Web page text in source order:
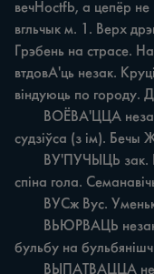
вечHoctfb, а цепёр
вгльчык м. 1. Верх
Грэбень на страсе.
втдовА'ць незак.
віндуюць по городу.
судзіўса (з ім). Бечы
спіна гола.
бульбу на